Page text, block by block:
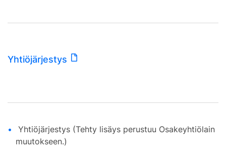
Yhtiöjärjestys
Yhtiöjärjestys (Tehty lisäys perustuu Osakeyhtiölain
muutokseen.)